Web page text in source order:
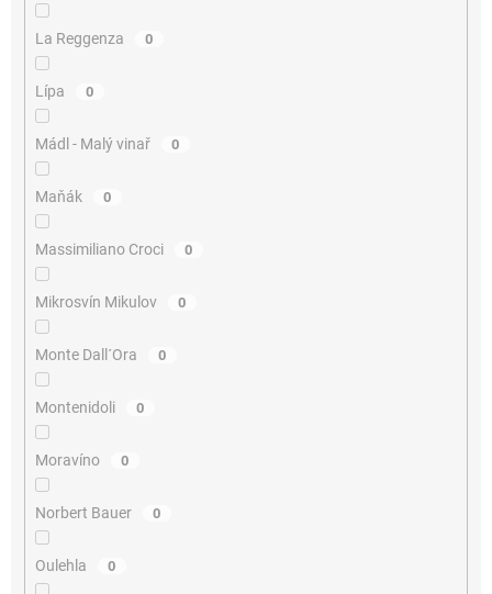
La Reggenza 0
Lípa 0
Mádl - Malý vinař 0
Maňák 0
Massimiliano Croci 0
Mikrosvín Mikulov 0
Monte Dall´Ora 0
Montenidoli 0
Moravíno 0
Norbert Bauer 0
Oulehla 0